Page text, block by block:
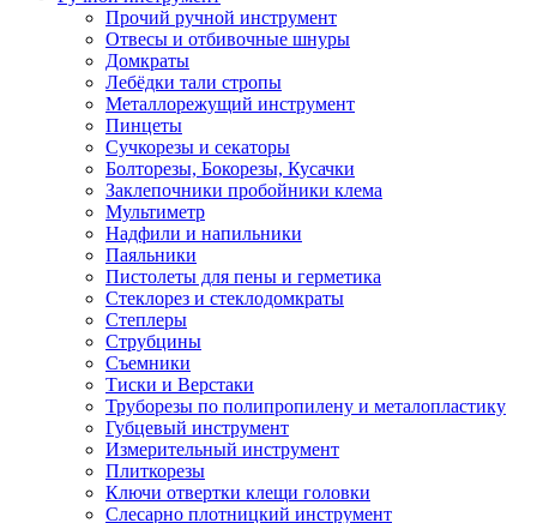
Прочий ручной инструмент
Отвесы и отбивочные шнуры
Домкраты
Лебёдки тали стропы
Металлорежущий инструмент
Пинцеты
Сучкорезы и секаторы
Болторезы, Бокорезы, Кусачки
Заклепочники пробойники клема
Мультиметр
Надфили и напильники
Паяльники
Пистолеты для пены и герметика
Стеклорез и стеклодомкраты
Степлеры
Струбцины
Съемники
Тиски и Верстаки
Труборезы по полипропилену и металопластику
Губцевый инструмент
Измерительный инструмент
Плиткорезы
Ключи отвертки клещи головки
Слесарно плотницкий инструмент